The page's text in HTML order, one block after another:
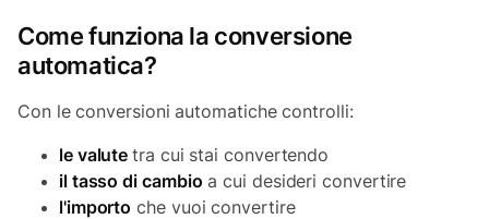
Come funziona la conversione
automatica?
Con le conversioni automatiche controlli:
le valutetra cui stai convertendo
il tasso di cambio a cui desideri convertire
l'importo che vuoi convertire